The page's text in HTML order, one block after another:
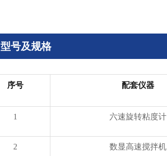
型号及规格
序号 配套仪器
1 六速旋转粘度计
2 数显高速搅拌机